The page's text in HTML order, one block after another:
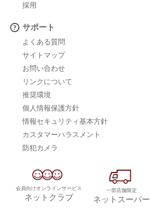
採用
サポート
よくある質問
サイトマップ
お問い合わせ
リンクについて
推奨環境
個人情報保護方針
情報セキュリティ基本方針
カスタマーハラスメント
防犯カメラ
会員向けオンラインサービス
ネットクラブ
一部店舗限定
ネットスーパー